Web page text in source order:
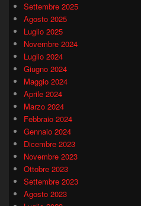
Settembre 2025
Agosto 2025
Luglio 2025
Novembre 2024
Luglio 2024
Giugno 2024
Maggio 2024
Aprile 2024
Marzo 2024
Febbraio 2024
Gennaio 2024
Dicembre 2023
Novembre 2023
Ottobre 2023
Settembre 2023
Agosto 2023